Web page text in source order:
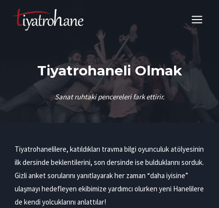
Tiyatrohaneli Olmak
Sanat ruhtaki pencereleri fark ettirir.
Tiyatrohanelilere, katıldıkları travma bilgi oyunculuk atölyesinin
ilk dersinde beklentilerini, son dersinde ise bulduklarını sorduk.
Gizli anket sorularını yanıtlayarak her zaman “daha iyisine”
ulaşmayı hedefleyen ekibimize yardımcı olurken yeni Hanelilere
de kendi yolcuklarını anlattılar!